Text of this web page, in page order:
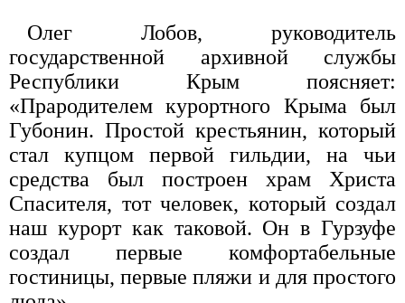
Олег Лобов, руководитель
государственной архивной службы
Республики Крым поясняет:
«Прародителем курортного Крыма был
Губонин. Простой крестьянин, который
стал купцом первой гильдии, на чьи
средства был построен храм Христа
Спасителя, тот человек, который создал
наш курорт как таковой. Он в Гурзуфе
создал первые комфортабельные
гостиницы, первые пляжи и для простого